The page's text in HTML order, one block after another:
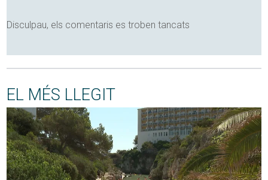
Disculpau, els comentaris es troben tancats
EL MÉS LLEGIT